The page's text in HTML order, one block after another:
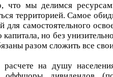
что мы делимся
территорией. Самое
для самостоятельного
но без
разом сложить все
расчете на душу